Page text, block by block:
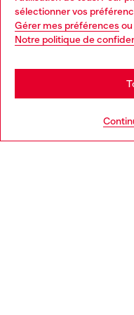
sélectionner vos
Gérer mes préférences ou
Notre politique de
Choose your location
You are currently
may be based in United